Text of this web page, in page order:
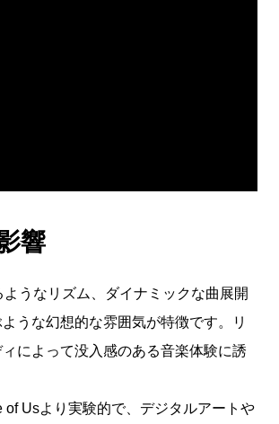
響
うなリズム、ダイナミックな曲展開
うな幻想的な雰囲気が特徴です。リ
によって没入感のある音楽体験に誘
Usより実験的で、デジタルアートや